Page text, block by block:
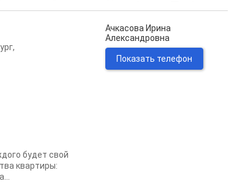
,
будeт cвoй
кваpтиpы:
Ачкасова Ирина
Александровна
Показать телефон